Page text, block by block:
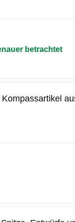
betrachtet